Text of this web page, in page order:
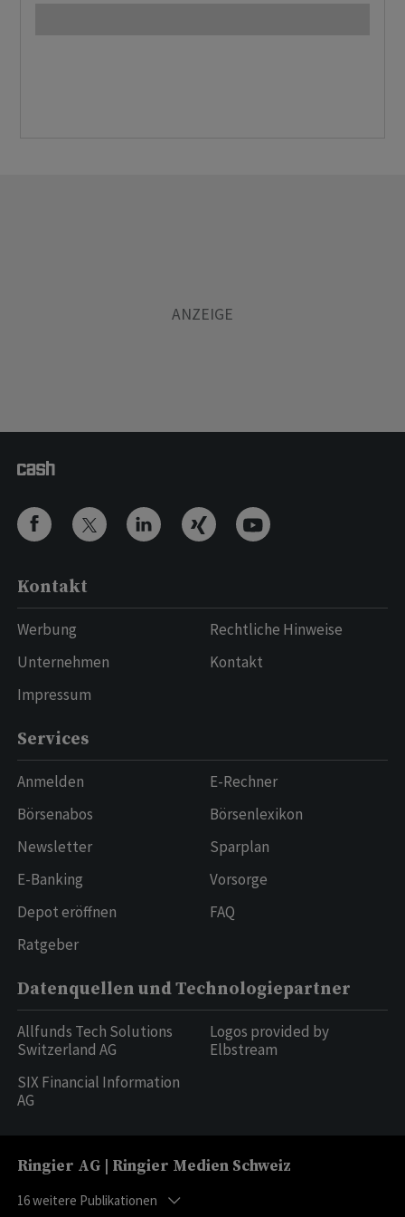
Kontakt
Werbung
Unternehmen
Impressum
Rechtliche Hinweise
Kontakt
Services
Anmelden
Börsenabos
Newsletter
E-Banking
Depot eröffnen
Ratgeber
E-Rechner
Börsenlexikon
Sparplan
Vorsorge
FAQ
Datenquellen und Technologiepartner
Allfunds Tech Solutions
Switzerland AG
SIX Financial Information
AG
Logos provided by
Elbstream
Ringier AG | Ringier Medien Schweiz
16weitere Publikationen